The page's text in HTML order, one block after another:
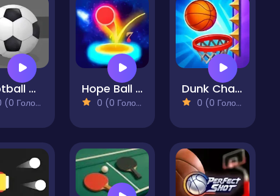
Football Master Arcade
Голосів)
Hope Ball Bouncy Ball
0 (0 Голосів)
Dunk Challenge
0 (0 Голосів)